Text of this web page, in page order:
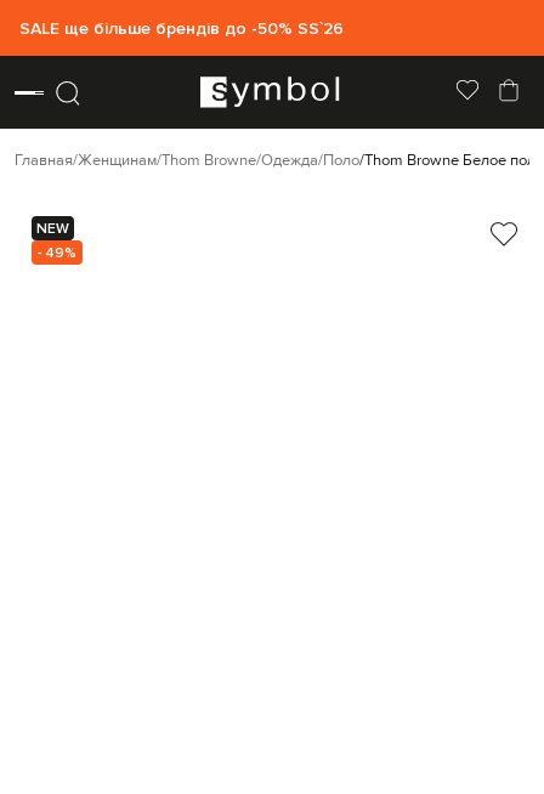
SALE ще більше брендів до -50% SS`26
Главная Женщинам Thom Browne Одежда Поло Thom Browne Белое поло
NEW
- 49%